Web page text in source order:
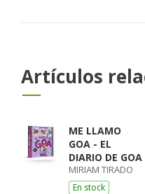
Artículos
ME LLAMO
GOA - EL
DIARIO DE GOA
MIRIAM TIRADO
En stock